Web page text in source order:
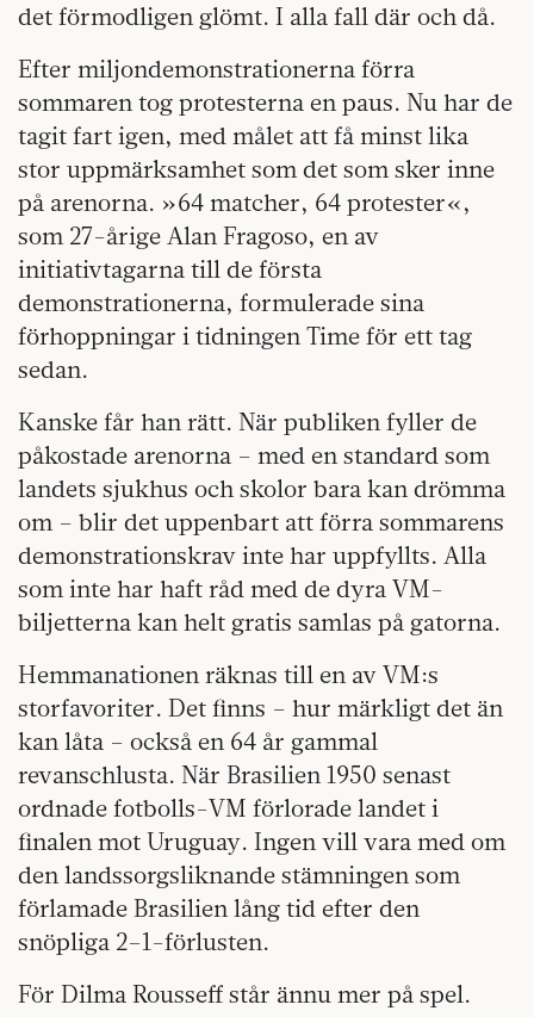
det förmodligen glömt. I alla fall där och då.
Efter miljondemonstrationerna förra
sommaren tog protesterna en paus. Nu har de
tagit fart igen, med målet att få minst lika
stor uppmärksamhet som det som sker inne
på arenorna. »64 matcher, 64 protester«,
som 27-årige Alan Fragoso, en av
initiativtagarna till de första
demonstrationerna, formulerade sina
förhoppningar i tidningen Time för ett tag
sedan.
Kanske får han rätt. När publiken fyller de
påkostade arenorna – med en standard som
landets sjukhus och skolor bara kan drömma
om – blir det uppenbart att förra sommarens
demonstrationskrav inte har uppfyllts. Alla
som inte har haft råd med de dyra VM-
biljetterna kan helt gratis samlas på gatorna.
Hemmanationen räknas till en av VM:s
storfavoriter. Det finns – hur märkligt det än
kan låta – också en 64 år gammal
revanschlusta. När Brasilien 1950 senast
ordnade fotbolls-VM förlorade landet i
finalen mot Uruguay. Ingen vill vara med om
den landssorgsliknande stämningen som
förlamade Brasilien lång tid efter den
snöpliga 2–1-förlusten.
För Dilma Rousseff står ännu mer på spel.